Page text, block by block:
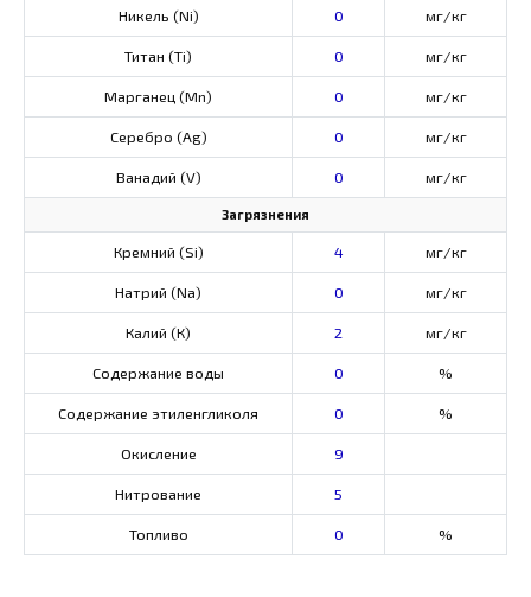
Никель (Ni) 0 мг/кг
Титан (Ti) 0 мг/кг
Марганец (Mn) 0 мг/кг
Серебро (Ag) 0 мг/кг
Ванадий (V) 0 мг/кг
Загрязнения
Кремний (Si) 4 мг/кг
Натрий (Na) 0 мг/кг
Калий (К) 2 мг/кг
Содержание воды 0 %
Содержание этиленгликоля 0 %
Окисление 9
Нитрование 5
Топливо 0 %